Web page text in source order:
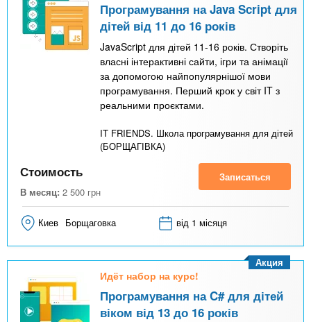
Програмування на Java Script для
дітей від 11 до 16 років
JavaScript для дітей 11-16 років. Створіть
власні інтерактивні сайти, ігри та анімації
за допомогою найпопулярнішої мови
програмування. Перший крок у світ IT з
реальними проєктами.
IT FRIENDS. Школа програмування для дітей
(БОРЩАГІВКА)
Стоимость
В месяц: 2 500 грн
Записаться
Киев Борщаговка від 1 місяця
Идёт набор на курс!
Програмування на C# для дітей
віком від 13 до 16 років
Акция